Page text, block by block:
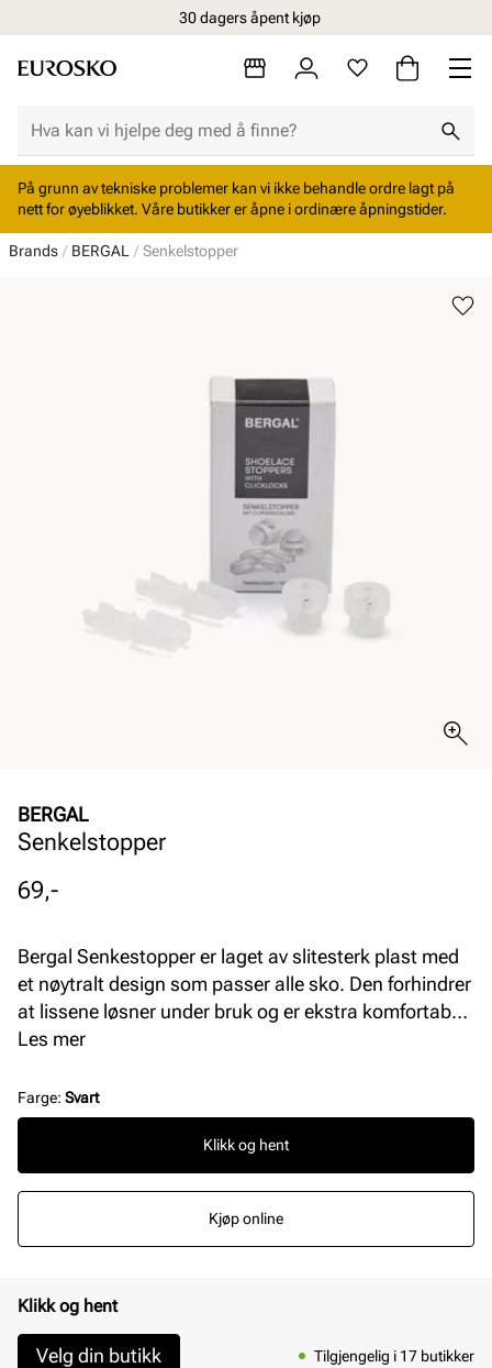
30 dagers åpent kjøp
På grunn av tekniske problemer kan vi ikke behandle ordre lagt på
nett for øyeblikket. Våre butikker er åpne i ordinære åpningstider.
Brands BERGAL Senkelstopper
BERGAL
Senkelstopper
Pris
69,-
Bergal Senkestopper er laget av slitesterk plast med
et nøytralt design som passer alle sko. Den forhindrer
at lissene løsner under bruk og er ekstra komfortabel i
kombinasjon med elastiske lisser – en enkel løsning
Les mer
Farge: Svart
Klikk og hent
Kjøp online
Klikk og hent
Velg din butikk Tilgjengelig i 17 butikker